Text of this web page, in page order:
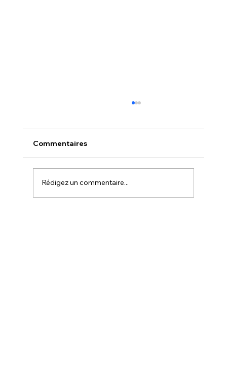
Commentaires
Rédigez un commentaire...